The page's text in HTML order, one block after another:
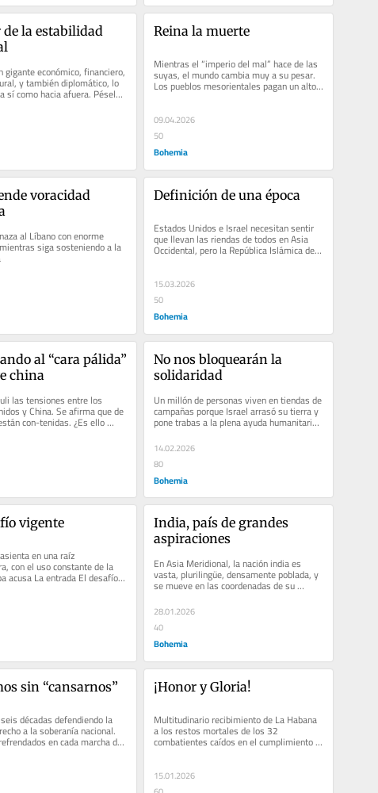
de la estabilidad
gigante económico, financiero,
y también diplomático, lo
sí como hacia afuera. Pésele
Reina la muerte
Mientras el “imperio del mal” hace de las
suyas, el mundo cambia muy a su pesar.
Los pueblos mesorientales pagan un alto
precio
09.04.2026
50
Bohemia
voracidad
al Líbano con enorme
siga sosteniendo a la
Definición de una época
Estados Unidos e Israel necesitan sentir
que llevan las riendas de todos en Asia
Occidental, pero la República Islámica de
Irán es un digno oponente
15.03.2026
50
Bohemia
al “cara pálida”
china
las tensiones entre los
y China. Se afirma que de
con-tenidas. ¿Es ello
No nos bloquearán la
solidaridad
Un millón de personas viven en tiendas de
campañas porque Israel arrasó su tierra y
pone trabas a la plena ayuda humanitaria.
Los planes de...
14.02.2026
80
Bohemia
vigente
en una raíz
con el uso constante de la
acusa La entrada El desafío
India, país de grandes
aspiraciones
En Asia Meridional, la nación india es
vasta, plurilingüe, densamente poblada, y
se mueve en las coordenadas de su
28.01.2026
40
Bohemia
sin “cansarnos”
décadas defendiendo la
a la soberanía nacional.
en cada marcha de
Este...
¡Honor y Gloria!
Multitudinario recibimiento de La Habana
a los restos mortales de los 32
combatientes caídos en el cumplimiento
del deber en Venezuela, este 15 de...
15.01.2026